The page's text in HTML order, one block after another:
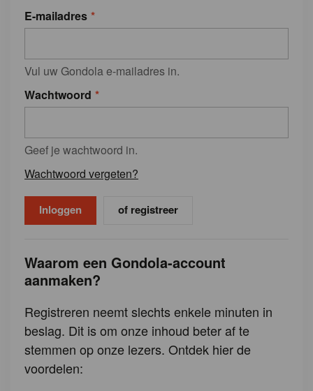
E-mailadres
Vul uw Gondola e-mailadres in.
Wachtwoord
Geef je wachtwoord in.
Wachtwoord vergeten?
of registreer
Waarom een Gondola-account
aanmaken?
Registreren neemt slechts enkele minuten in
beslag. Dit is om onze inhoud beter af te
stemmen op onze lezers. Ontdek hier de
voordelen: